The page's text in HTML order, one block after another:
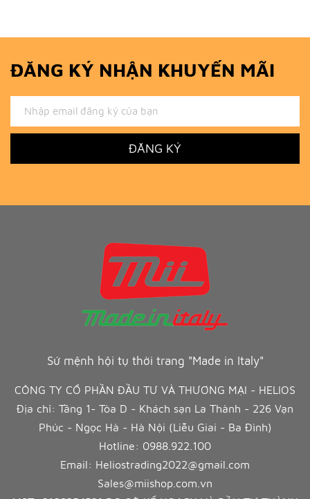
ĐĂNG KÝ NHẬN KHUYẾN MÃI
ĐĂNG KÝ
Sứ mệnh hội tụ thời trang "Made in Italy"
CÔNG TY CỔ PHẦN ĐẦU TƯ VÀ THƯƠNG MẠI - HELIOS
Địa chỉ: Tầng 1- Tòa D - Khách sạn La Thành - 226 Vạn
Phúc - Ngọc Hà - Hà Nội (Liễu Giai - Ba Đình)
Hotline: 0988.922.100
Email: Heliostrading2022@gmail.com
Sales@miishop.com.vn